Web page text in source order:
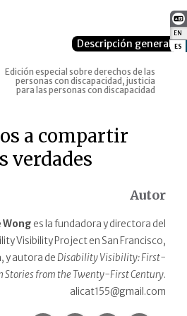
EN
ES
principal del sitio web
Descripción general
Edición especial sobre derechos de las
personas con discapacidad, justicia
para las personas con discapacidad
a compartir
verdades
Autor
Wong es la fundadora y directora del
Visibility Project en San Francisco,
y autora deDisability Visibility: First-
Stories from the Twenty-First Century.
alicat155@gmail.com